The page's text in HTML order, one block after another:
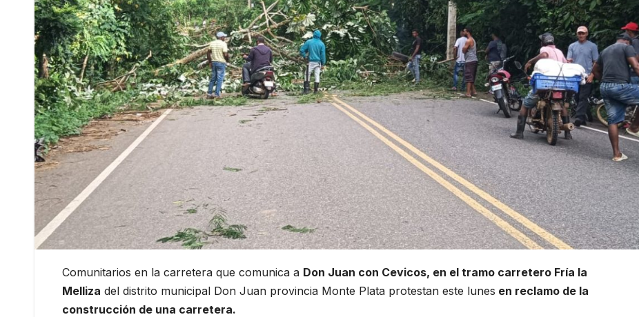
Comunitarios en la carretera que comunica a Don Juan con Cevicos, en el tramo carretero Fría la
Melliza del distrito municipal Don Juan provincia Monte Plata protestan este lunes en reclamo de la
construcción de una carretera.